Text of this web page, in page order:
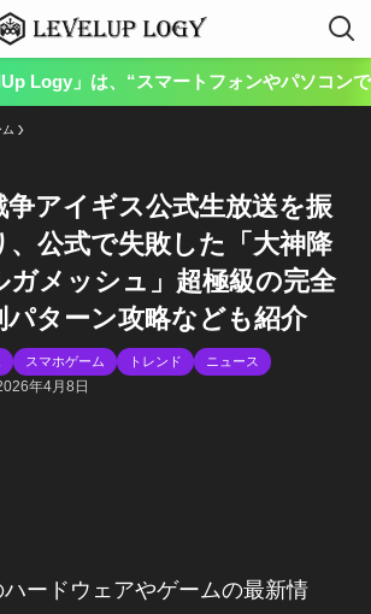
スマートフォンやパソコンでゲームを快
争アイギス公式生放送を振
、公式で失敗した「大神降
ガメッシュ」超極級の完全
パターン攻略なども紹介
スマホゲーム トレンド ニュース
年4月8日
ードウェアやゲームの最新情